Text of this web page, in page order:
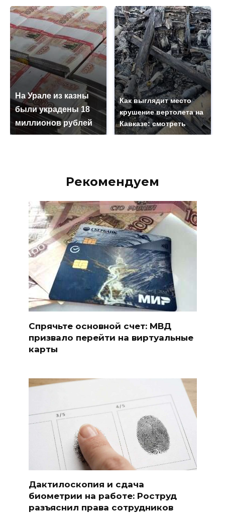
На Урале из казны
были украдены 18
миллионов рублей
Как выглядит место
крушение вертолета на
Кавказе: смотреть
Рекомендуем
Спрячьте основной счет: МВД
призвало перейти на виртуальные
карты
Дактилоскопия и сдача
биометрии на работе: Роструд
разъяснил права сотрудников